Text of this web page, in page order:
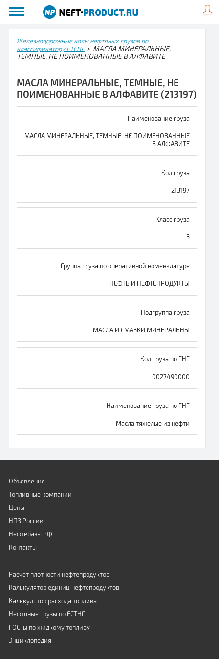
Железнодорожные коды нефтяных грузов по
классификатору ЕТСНГ> МАСЛА МИНЕРАЛЬНЫЕ,
ТЕМНЫЕ, НЕ ПОИМЕНОВАННЫЕ В АЛФАВИТЕ
МАСЛА МИНЕРАЛЬНЫЕ, ТЕМНЫЕ, НЕ
ПОИМЕНОВАННЫЕ В АЛФАВИТЕ (213197)
Наименование груза
МАСЛА МИНЕРАЛЬНЫЕ, ТЕМНЫЕ, НЕ ПОИМЕНОВАННЫЕ
В АЛФАВИТЕ
Код груза
213197
Класс груза
3
Группа груза по оперативной номенклатуре
НЕФТЬ И НЕФТЕПРОДУКТЫ
Подгруппа груза
МАСЛА И СМАЗКИ МИНЕРАЛЬНЫ
Код груза по ГНГ
0027490000
Наименование груза по ГНГ
Масла тяжелые из нефти
Объявления
Топливные компании
Цены
НПЗ России
Нефтебазы РФ
Контакты
Расчет плотности нефтепродуктов
Калькулятор единиц нефтепродуктов
Калькулятор расхода топлива
Нефтяные грузы по ЕСТНГ
ГОСТы по жидкому топливу
Энциклопедия